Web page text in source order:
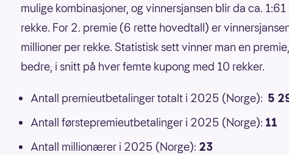
mulige kombinasjoner, og vinnersjansen blir da ca.
rekke. For 2. premie (6 rette hovedtall) er
millioner per rekke. Statistisk sett vinner man en
bedre, i snitt på hver femte kupong med 10 rekker.
Antall premieutbetalinger totalt i 2025 (Norge): 5
Antall førstepremieutbetalinger i 2025 (Norge): 11
Antall millionærer i 2025 (Norge): 23